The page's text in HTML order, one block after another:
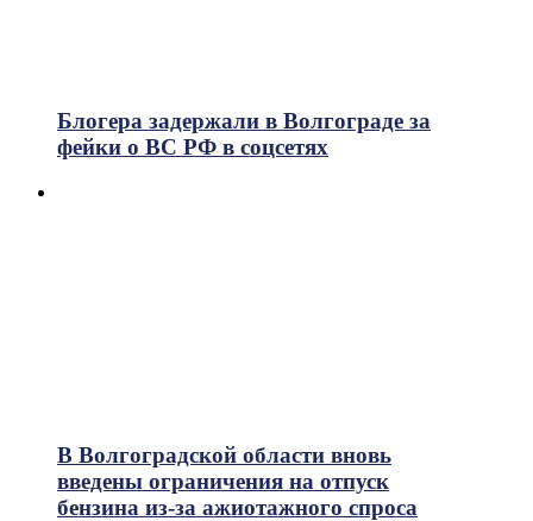
Блогера задержали в Волгограде за
фейки о ВС РФ в соцсетях
В Волгоградской области вновь
введены ограничения на отпуск
бензина из-за ажиотажного спроса